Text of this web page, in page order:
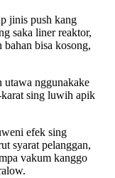
jinis push kang
saka liner reaktor,
bahan bisa kosong,
utawa nggunakake
sing luwih apik
efek sing
syarat pelanggan,
vakum kanggo